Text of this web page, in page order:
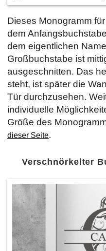
Dieses Monogramm
dem
dem eigentlichen
Großbuchstabe ist
ausgeschnitten. Das
steht, ist später die
Tür durchzusehen.
individuelle
Größe des
dieser Seite.
Verschnörkelter